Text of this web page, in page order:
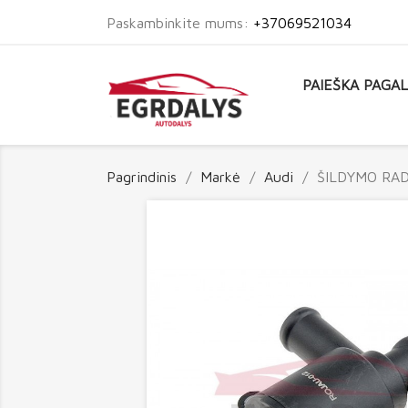
Paskambinkite mums: +37069521034
PAIEŠKA
Pagrindinis Markė Audi ŠILDYMO